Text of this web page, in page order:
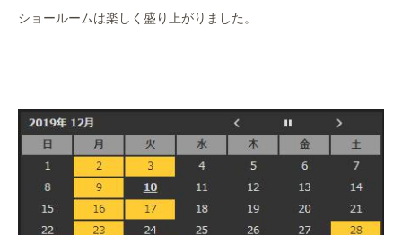
ショールームは楽しく盛り上がりました。